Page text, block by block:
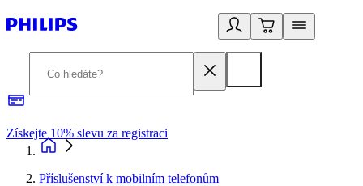
Získejte 10% slevu za registraci
Příslušenství k mobilním telefonům